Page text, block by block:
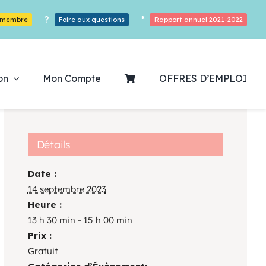
? Foire aux questions * Rapport annuel 2021-2022
notre
Des Heures De Plaisirs!
Mon Compte OFFRES D’EMPLOI
Détails
Date :
14 septembre 2023
Heure :
13 h 30 min - 15 h 00 min
Prix :
Gratuit